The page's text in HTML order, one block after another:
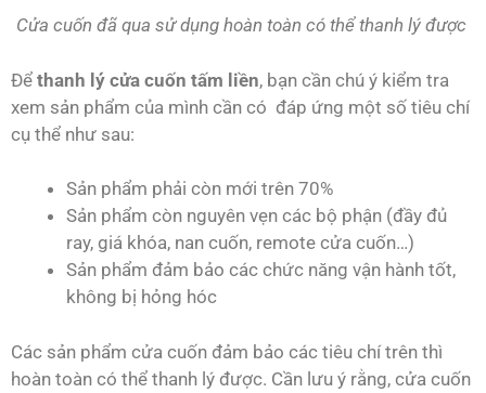
Cửa cuốn đã qua sử dụng hoàn toàn có thể thanh lý được
Để thanh lý cửa cuốn tấm liền, bạn cần chú ý kiểm tra
xem sản phẩm của mình cần có đáp ứng một số tiêu chí
cụ thể như sau:
Sản phẩm phải còn mới trên 70%
Sản phẩm còn nguyên vẹn các bộ phận (đầy đủ
ray, giá khóa, nan cuốn, remote cửa cuốn…)
Sản phẩm đảm bảo các chức năng vận hành tốt,
không bị hỏng hóc
Các sản phẩm cửa cuốn đảm bảo các tiêu chí trên thì
hoàn toàn có thể thanh lý được. Cần lưu ý rằng, cửa cuốn